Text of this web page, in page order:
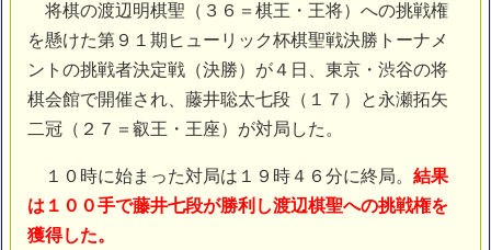
将棋の渡辺明棋聖（３６＝棋王・王将）への挑戦権
を懸けた第９１期ヒューリック杯棋聖戦決勝トーナメ
ントの挑戦者決定戦（決勝）が４日、東京・渋谷の将
棋会館で開催され、藤井聡太七段（１７）と永瀬拓矢
二冠（２７＝叡王・王座）が対局した。
１０時に始まった対局は１９時４６分に終局。 結果
は１００手で藤井七段が勝利し渡辺棋聖への挑戦権を
獲得した。